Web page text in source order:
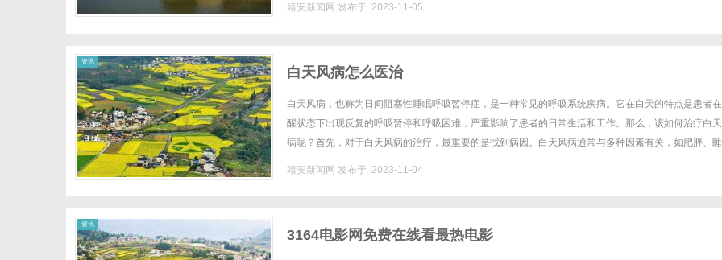
靖安新闻网 发布于 2023-11-05
资讯
白天风病怎么医治
白天风病，也称为日间阻塞性睡眠呼吸暂停症，是一种常见的呼吸系统疾病。它在白天的特点是患者
醒状态下出现反复的呼吸暂停和呼吸困难，严重影响了患者的日常生活和工作。那么，该如何治疗白
病呢？首先，对于白天风病的治疗，最重要的是找到病因。白天风病通常与多种因素有关，如肥胖、
靖安新闻网 发布于 2023-11-04
资讯
3164电影网免费在线看最热电影